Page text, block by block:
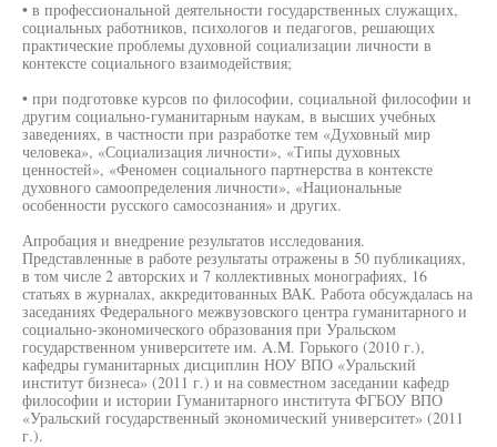
• в профессиональной деятельности государственных служащих,
социальных работников, психологов и педагогов, решающих
практические проблемы духовной социализации личности в
контексте социального взаимодействия;
• при подготовке курсов по философии, социальной философии и
другим социально-гуманитарным наукам, в высших учебных
заведениях, в частности при разработке тем «Духовный мир
человека», «Социализация личности», «Типы духовных
ценностей», «Феномен социального партнерства в контексте
духовного самоопределения личности», «Национальные
особенности русского самосознания» и других.
Апробация и внедрение результатов исследования.
Представленные в работе результаты отражены в 50 публикациях,
в том числе 2 авторских и 7 коллективных монографиях, 16
статьях в журналах, аккредитованных ВАК. Работа обсуждалась на
заседаниях Федерального межвузовского центра гуманитарного и
социально-экономического образования при Уральском
государственном университете им. A.M. Горького (2010 г.),
кафедры гуманитарных дисциплин НОУ ВПО «Уральский
институт бизнеса» (2011 г.) и на совместном заседании кафедр
философии и истории Гуманитарного института ФГБОУ ВПО
«Уральский государственный экономический университет» (2011
г.).